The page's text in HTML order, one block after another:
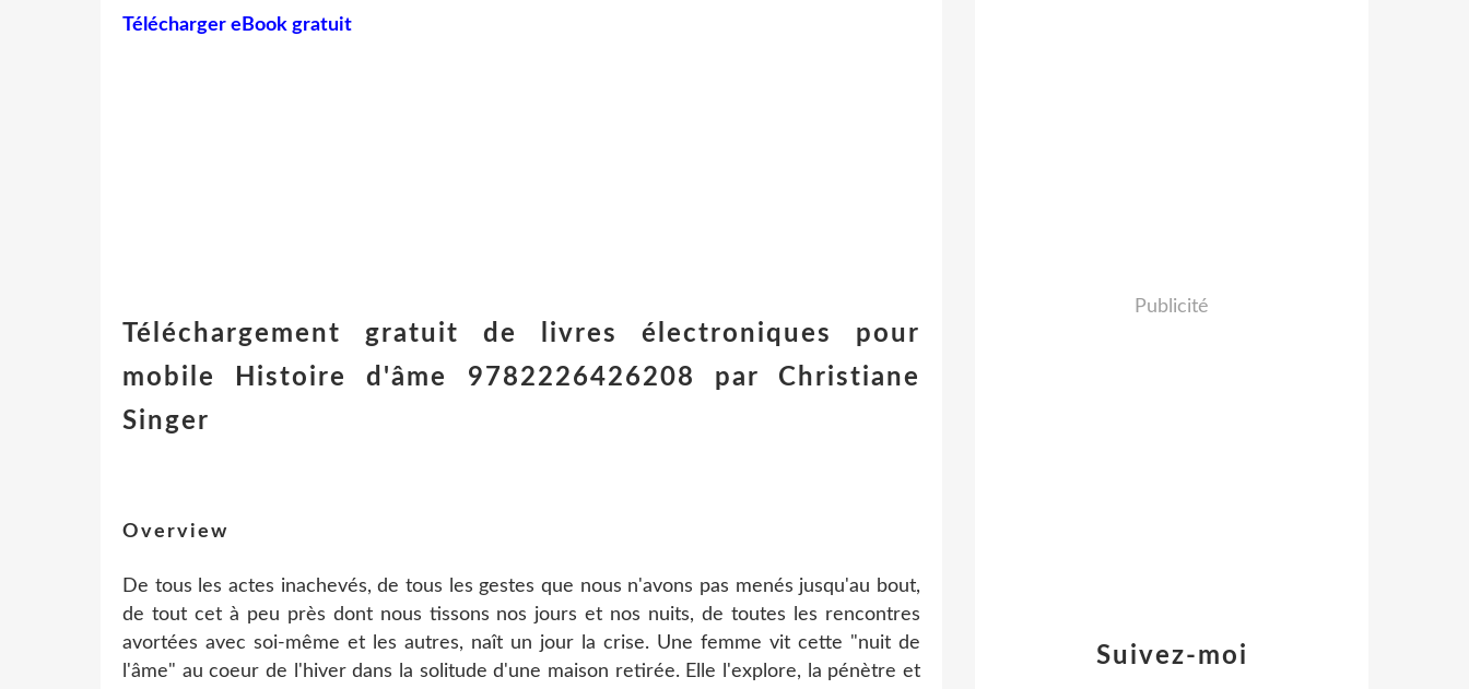
Télécharger eBook gratuit
Téléchargement gratuit de livres électroniques pour
mobile Histoire d'âme 9782226426208 par Christiane
Singer
Overview
De tous les actes inachevés, de tous les gestes que nous n'avons pas menés jusqu'au bout,
de tout cet à peu près dont nous tissons nos jours et nos nuits, de toutes les rencontres
avortées avec soi-même et les autres, naît un jour la crise. Une femme vit cette "nuit de
l'âme" au coeur de l'hiver dans la solitude d'une maison retirée. Elle l'explore, la pénètre et
Suivez-moi
Publicité